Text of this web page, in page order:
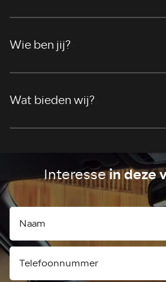
Wie ben jij?
Wat bieden wij?
Interessein deze